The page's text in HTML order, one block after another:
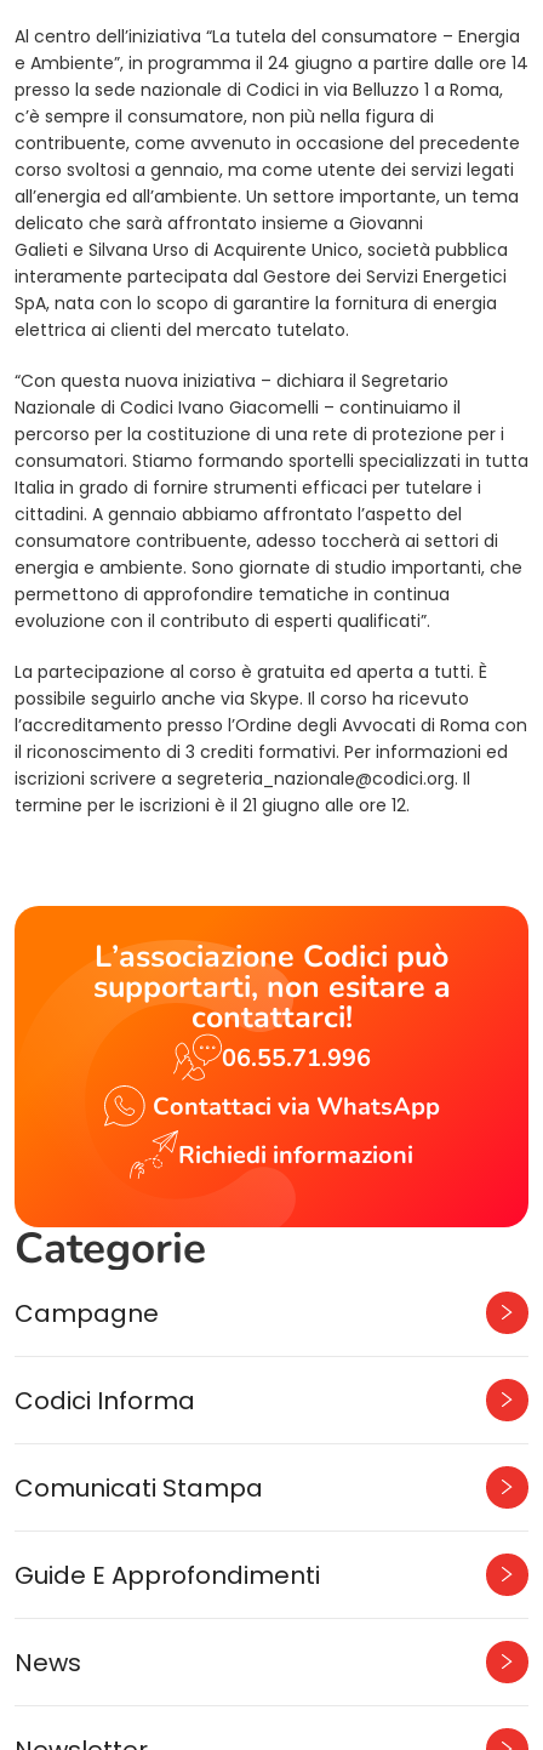
Al centro dell’iniziativa “La tutela del consumatore – Energia
e Ambiente”, in programma il 24 giugno a partire dalle ore 14
presso la sede nazionale di Codici in via Belluzzo 1 a Roma,
c’è sempre il consumatore, non più nella figura di
contribuente, come avvenuto in occasione del precedente
corso svoltosi a gennaio, ma come utente dei servizi legati
all’energia ed all’ambiente. Un settore importante, un tema
delicato che sarà affrontato insieme a Giovanni
Galieti e Silvana Urso di Acquirente Unico, società pubblica
interamente partecipata dal Gestore dei Servizi Energetici
SpA, nata con lo scopo di garantire la fornitura di energia
elettrica ai clienti del mercato tutelato.
“Con questa nuova iniziativa – dichiara il Segretario
Nazionale di Codici Ivano Giacomelli – continuiamo il
percorso per la costituzione di una rete di protezione per i
consumatori. Stiamo formando sportelli specializzati in tutta
Italia in grado di fornire strumenti efficaci per tutelare i
cittadini. A gennaio abbiamo affrontato l’aspetto del
consumatore contribuente, adesso toccherà ai settori di
energia e ambiente. Sono giornate di studio importanti, che
permettono di approfondire tematiche in continua
evoluzione con il contributo di esperti qualificati”.
La partecipazione al corso è gratuita ed aperta a tutti. È
possibile seguirlo anche via Skype. Il corso ha ricevuto
l’accreditamento presso l’Ordine degli Avvocati di Roma con
il riconoscimento di 3 crediti formativi. Per informazioni ed
iscrizioni scrivere a segreteria_nazionale@codici.org. Il
termine per le iscrizioni è il 21 giugno alle ore 12.
L’associazione Codici può
supportarti, non esitare a
contattarci!
06.55.71.996
Contattaci via WhatsApp
Richiedi informazioni
Categorie
Campagne
Codici Informa
Comunicati Stampa
Guide E Approfondimenti
News